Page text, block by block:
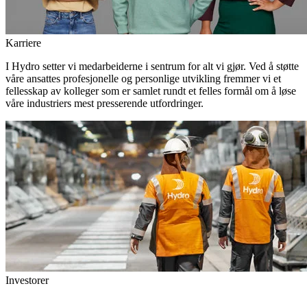
Karriere
I Hydro setter vi medarbeiderne i sentrum for alt vi gjør. Ved å støtte
våre ansattes profesjonelle og personlige utvikling fremmer vi et
fellesskap av kolleger som er samlet rundt et felles formål om å løse
våre industriers mest presserende utfordringer.
Investorer